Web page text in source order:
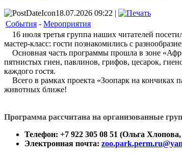
18.07.2026 09:22 |
События - Мероприятия
16 июля третья группа наших читателей
мастер-класс: гости познакомились с
Основная часть программы прошла в зоне
пятнистых гиен, павлинов, грифов, цесарок,
каждого гостя.
Всего в рамках проекта «Зоопарк на кончиках
животных ближе!
Программа рассчитана на организованные
Телефон: +7 922 305 08 51 (Ольга
Электронная почта: